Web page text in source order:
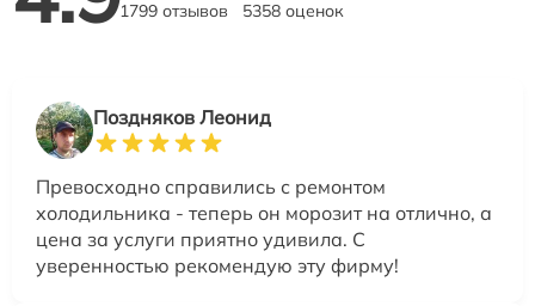
1799 отзывов 5358 оценок
Поздняков Леонид
Превосходно справились с ремонтом
холодильника - теперь он морозит на отлично, а
цена за услуги приятно удивила. С
уверенностью рекомендую эту фирму!